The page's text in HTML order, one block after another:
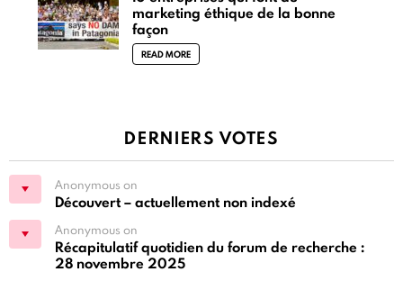
marketing éthique de la bonne
façon
READ MORE
DERNIERS VOTES
Anonymous on
Découvert – actuellement non indexé
Anonymous on
Récapitulatif quotidien du forum de recherche :
28 novembre 2025